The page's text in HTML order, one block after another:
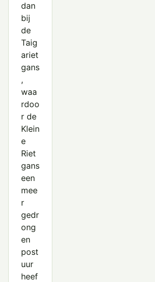
dan
bij
de
Taig
ariet
gans
,
waa
rdoo
r de
Klein
e
Riet
gans
een
mee
r
gedr
ong
en
post
uur
heef